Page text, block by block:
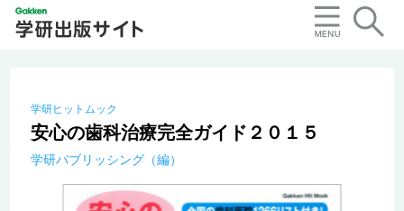
学研ヒットムック
安心の歯科治療完全ガイド２０１５
学研パブリッシング（編）